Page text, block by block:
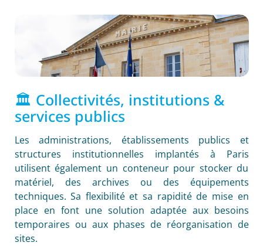
🏛️ Collectivités, institutions &
services publics
Les administrations, établissements publics et
structures institutionnelles implantés à Paris
utilisent également un conteneur pour stocker du
matériel, des archives ou des équipements
techniques. Sa flexibilité et sa rapidité de mise en
place en font une solution adaptée aux besoins
temporaires ou aux phases de réorganisation de
sites.